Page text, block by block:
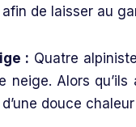
de laisser au
: Quatre
neige. Alors
douce